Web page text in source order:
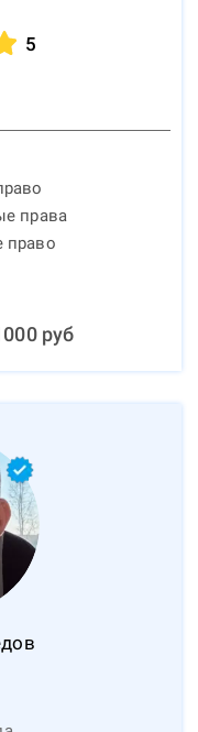
5
права
право
руб